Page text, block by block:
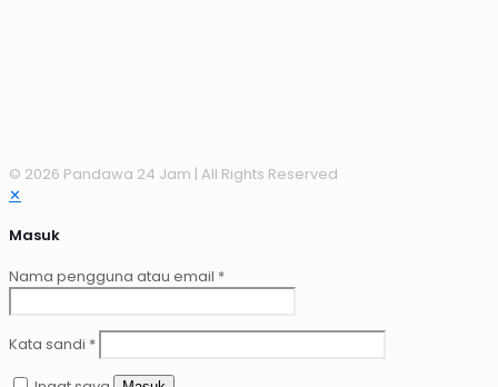
© 2026 Pandawa 24 Jam | All Rights Reserved
✕
Masuk
Nama pengguna atau email *
Kata sandi *